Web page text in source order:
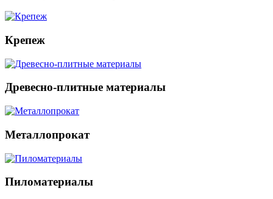
Крепеж
Древесно-плитные материалы
Металлопрокат
Пиломатериалы